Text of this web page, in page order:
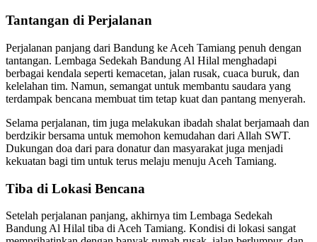
Tantangan di Perjalanan
Perjalanan panjang dari Bandung ke Aceh Tamiang penuh dengan
tantangan. Lembaga Sedekah Bandung Al Hilal menghadapi
berbagai kendala seperti kemacetan, jalan rusak, cuaca buruk, dan
kelelahan tim. Namun, semangat untuk membantu saudara yang
terdampak bencana membuat tim tetap kuat dan pantang menyerah.
Selama perjalanan, tim juga melakukan ibadah shalat berjamaah dan
berdzikir bersama untuk memohon kemudahan dari Allah SWT.
Dukungan doa dari para donatur dan masyarakat juga menjadi
kekuatan bagi tim untuk terus melaju menuju Aceh Tamiang.
Tiba di Lokasi Bencana
Setelah perjalanan panjang, akhirnya tim Lembaga Sedekah
Bandung Al Hilal tiba di Aceh Tamiang. Kondisi di lokasi sangat